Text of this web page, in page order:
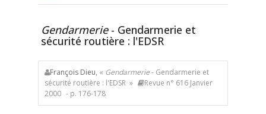
Gendarmerie - Gendarmerie et
sécurité routière : l'EDSR
François Dieu, « Gendarmerie- Gendarmerie et
sécurité routière : l'EDSR »
Revue n° 616 Janvier
2000 - p. 176-178